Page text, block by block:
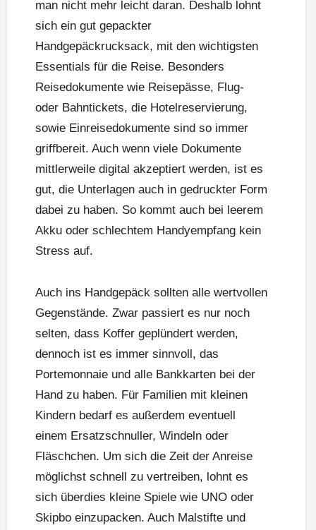
man nicht mehr leicht daran. Deshalb lohnt
sich ein gut gepackter
Handgepäckrucksack, mit den wichtigsten
Essentials für die Reise. Besonders
Reisedokumente wie Reisepässe, Flug-
oder Bahntickets, die Hotelreservierung,
sowie Einreisedokumente sind so immer
griffbereit. Auch wenn viele Dokumente
mittlerweile digital akzeptiert werden, ist es
gut, die Unterlagen auch in gedruckter Form
dabei zu haben. So kommt auch bei leerem
Akku oder schlechtem Handyempfang kein
Stress auf.
Auch ins Handgepäck sollten alle wertvollen
Gegenstände. Zwar passiert es nur noch
selten, dass Koffer geplündert werden,
dennoch ist es immer sinnvoll, das
Portemonnaie und alle Bankkarten bei der
Hand zu haben. Für Familien mit kleinen
Kindern bedarf es außerdem eventuell
einem Ersatzschnuller, Windeln oder
Fläschchen. Um sich die Zeit der Anreise
möglichst schnell zu vertreiben, lohnt es
sich überdies kleine Spiele wie UNO oder
Skipbo einzupacken. Auch Malstifte und